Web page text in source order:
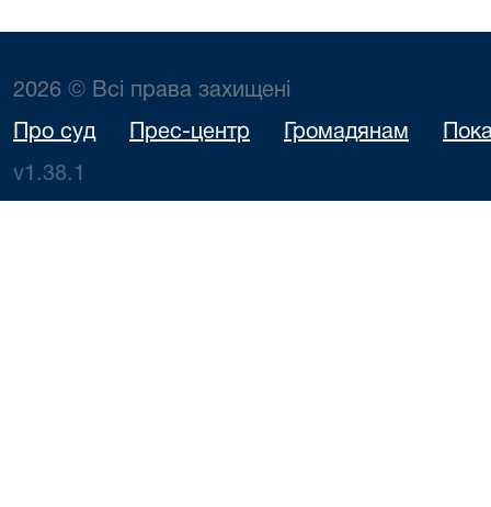
2026 © Всі права захищені
Про суд Прес-центр Громадянам
v1.38.1